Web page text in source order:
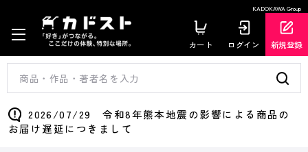
KADOKAWA Group
カート ログイン 新規登録
2026/07/29 令和8年熊本地震の影響による商品の
お届け遅延につきまして